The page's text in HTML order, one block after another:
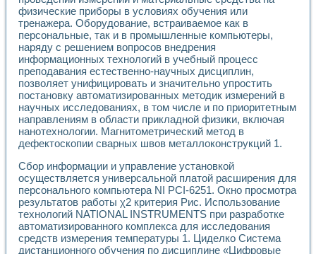
Виртуальные практикумы по электротехнике в среде
Из опыта внедрения в рамках национального проекта
Исследование эффективности решателей
Опыт разработки LabVIEW лабораторных практикумов
Проблемы повышения качества образования и
Развитие LabVIEW лабораторного практикума по
Разработка виртуальной лаборатории по электротехнике
Усовершенствованные алгоритмы частотного анализа
Об опыте работы учебного центра «Технологии
Технологии NI в магистерской программе «Прикладная
Система диагностики двигателей постоянного тока
Автоматизированный стенд формирования
Лабораторный практикум по курсу ИИС на базе
Партнеры
Академические и отраслевые институты
Учебные заведения
Бизнес
Контакты
физические приборы в условиях обучения или
тренажера. Оборудование, встраиваемое как в
персональные, так и в промышленные компьютеры,
наряду с решением вопросов внедрения
информационных технологий в учебный процесс
преподавания естественно-научных дисциплин,
позволяет унифицировать и значительно упростить
постановку автоматизированных методик измерений в
научных исследованиях, в том числе и по приоритетным
направлениям в области прикладной физики, включая
нанотехнологии. Магнитометрический метод в
дефектоскопии сварных швов металлоконструкций 1.
Сбор информации и управление установкой
осуществляется универсальной платой расширения для
персонального компьютера NI PCI-6251. Окно просмотра
результатов работы χ2 критерия Рис. Использование
технологий NATIONAL INSTRUMENTS при разработке
автоматизированного комплекса для исследования
средств измерения температуры 1. Циделко Система
дистанционного обучения по дисциплине «Цифровые